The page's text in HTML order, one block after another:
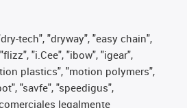
tech", "dryway", "easy chain",
"i.Cee", "ibow", "igear",
plastics", "motion polymers",
"savfe", "speedigus",
legalmente